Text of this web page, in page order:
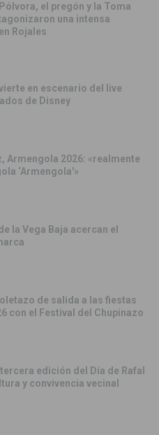
el pregón y la Toma
una intensa
Rojales
en escenario del live
de Disney
Armengola 2026: «realmente
‘Armengola'»
la Vega Baja acercan el
de salida a las fiestas
con el Festival del Chupinazo
edición del Día de Rafal
y convivencia vecinal